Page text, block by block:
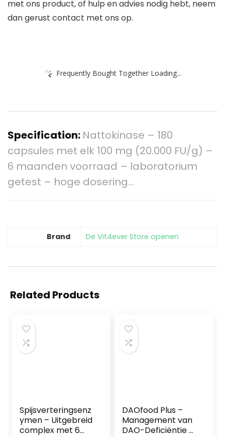
met ons product, of hulp en advies nodig hebt, neem
dan gerust contact met ons op.
Frequently Bought Together Loading...
Specification: Nattokinase – 180
capsules met elk 100 mg (20.000 FU/g) –
6 maanden voorraad – laboratorium
getest – hoge dosering…
Brand De Vit4ever Store openen
Related Products
Spijsverteringsenz
ymen – Uitgebreid
complex met 6
DAOfood Plus –
Management van
DAO-Deficiëntie –